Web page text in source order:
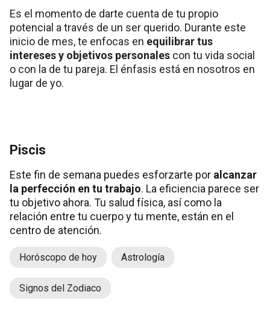
Es el momento de darte cuenta de tu propio
potencial a través de un ser querido. Durante este
inicio de mes, te enfocas en equilibrar tus
intereses y objetivos personales con tu vida social
o con la de tu pareja. El énfasis está en nosotros en
lugar de yo.
Piscis
Este fin de semana puedes esforzarte por alcanzar
la perfección en tu trabajo. La eficiencia parece ser
tu objetivo ahora. Tu salud física, así como la
relación entre tu cuerpo y tu mente, están en el
centro de atención.
Horóscopo de hoy Astrología
Signos del Zodiaco